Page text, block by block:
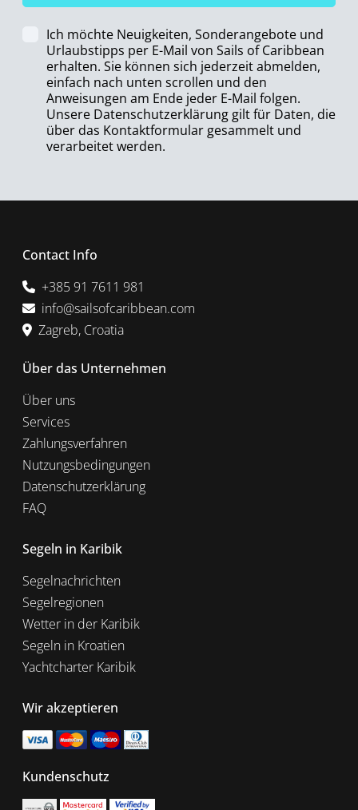
Ich möchte Neuigkeiten, Sonderangebote und
Urlaubstipps per E-Mail von Sails of Caribbean
erhalten. Sie können sich jederzeit abmelden,
einfach nach unten scrollen und den
Anweisungen am Ende jeder E-Mail folgen.
Unsere Datenschutzerklärung gilt für Daten, die
über das Kontaktformular gesammelt und
verarbeitet werden.
Contact Info
+385 91 7611 981
info@sailsofcaribbean.com
Zagreb, Croatia
Über das Unternehmen
Über uns
Services
Zahlungsverfahren
Nutzungsbedingungen
Datenschutzerklärung
FAQ
Segeln in Karibik
Segelnachrichten
Segelregionen
Wetter in der Karibik
Segeln in Kroatien
Yachtcharter Karibik
Wir akzeptieren
Kundenschutz